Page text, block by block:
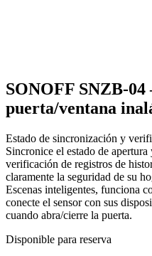
SONOFF SNZB-04
puerta/ventana
Estado de sincronización y
Sincronice el estado de
verificación de registros de
claramente la seguridad de su
Escenas inteligentes, funciona
conecte el sensor con sus
cuando abra/cierre la puerta.
Disponible para reserva